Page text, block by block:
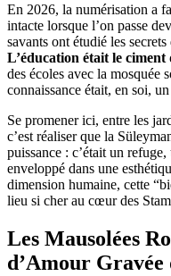
En 2026, la numérisation a
intacte lorsque l’on passe
savants ont étudié les
L’éducation était le ciment
des écoles avec la mosquée
connaissance était, en soi,
Se promener ici, entre les
c’est réaliser que la
puissance : c’était un
enveloppé dans une
dimension humaine, cette
lieu si cher au cœur des
Les Mausolées
d’Amour